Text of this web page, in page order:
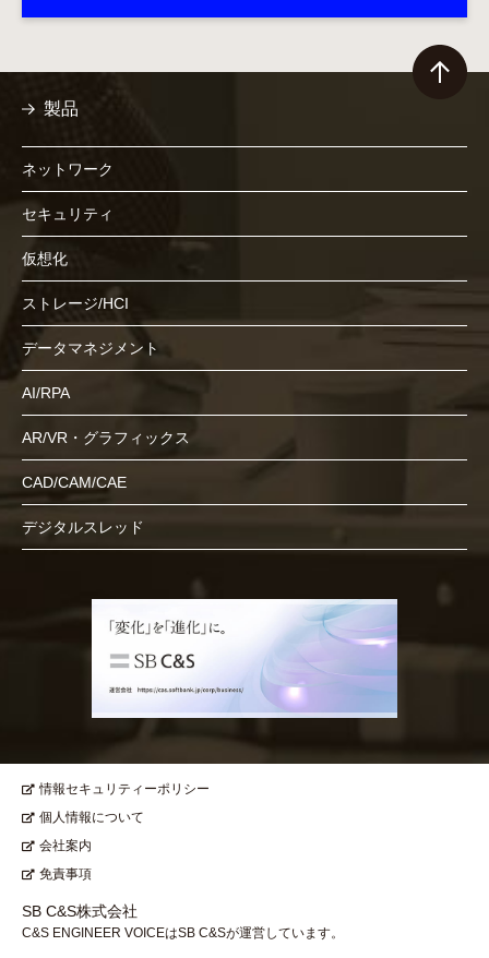
製品
ネットワーク
セキュリティ
仮想化
ストレージ/HCI
データマネジメント
AI/RPA
AR/VR・グラフィックス
CAD/CAM/CAE
デジタルスレッド
情報セキュリティーポリシー
個人情報について
会社案内
免責事項
SB C&S株式会社
C&S ENGINEER VOICEはSB C&Sが運営しています。